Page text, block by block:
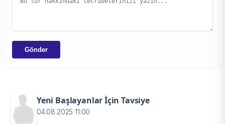
Gönder
Yeni Başlayanlar İçin Tavsiye
04.08.2025 11:00